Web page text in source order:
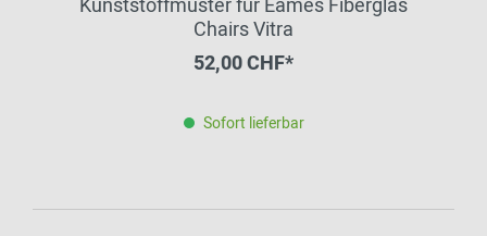
Kunststoffmuster für Eames Fiberglas
Chairs Vitra
52,00 CHF*
Sofort lieferbar